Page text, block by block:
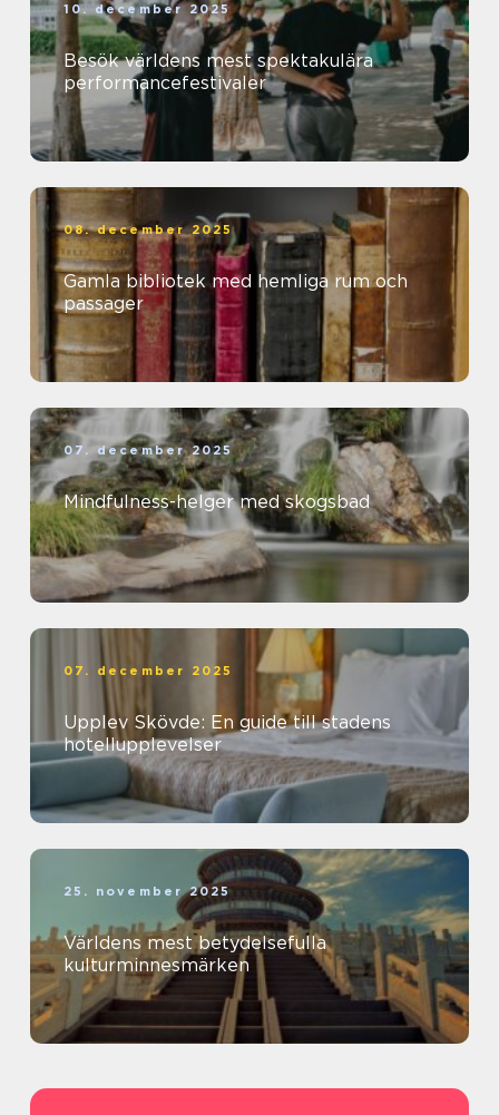
10. december 2025
Besök världens mest spektakulära
performancefestivaler
08. december 2025
Gamla bibliotek med hemliga rum och
passager
07. december 2025
Mindfulness-helger med skogsbad
07. december 2025
Upplev Skövde: En guide till stadens
hotellupplevelser
25. november 2025
Världens mest betydelsefulla
kulturminnesmärken